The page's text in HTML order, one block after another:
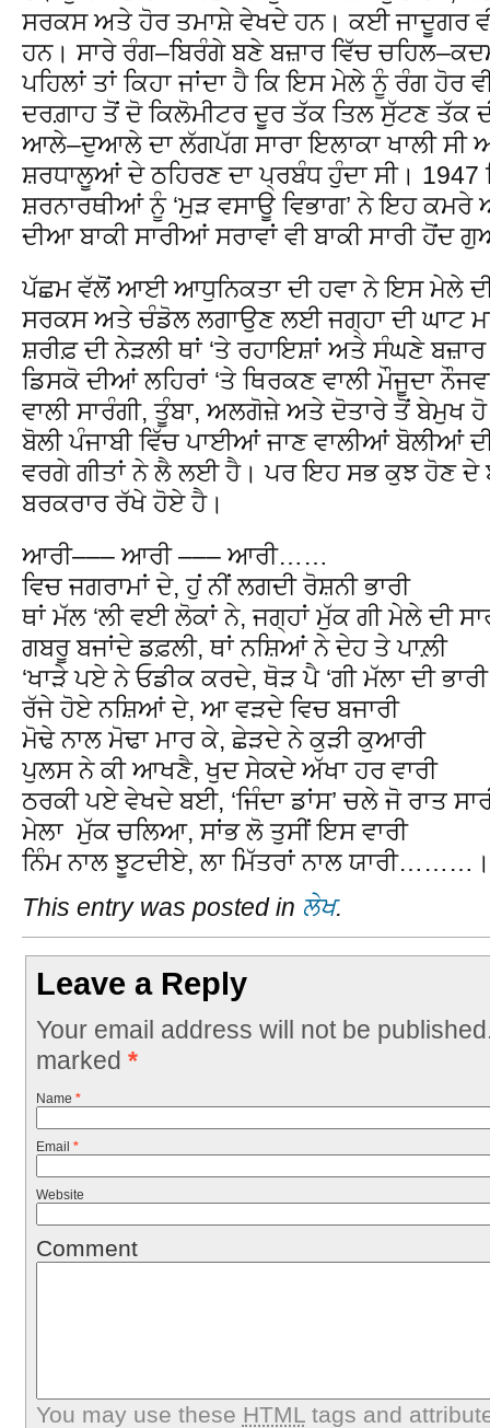
ਸਰਕਸ ਅਤੇ ਹੋਰ ਤਮਾਸ਼ੇ ਵੇਖਦੇ ਹਨ। ਕਈ ਜਾਦੂਗਰ
ਹਨ। ਸਾਰੇ ਰੰਗ–ਬਿਰੰਗੇ ਬਣੇ ਬਜ਼ਾਰ ਵਿੱਚ
ਪਹਿਲਾਂ ਤਾਂ ਕਿਹਾ ਜਾਂਦਾ ਹੈ ਕਿ ਇਸ ਮੇਲੇ ਨੂੰ ਰੰਗ ਹੋਰ
ਦਰਗ਼ਾਹ ਤੋਂ ਦੋ ਕਿਲੋਮੀਟਰ ਦੂਰ ਤੱਕ ਤਿਲ ਸੁੱਟਣ ਤੱਕ
ਆਲੇ–ਦੁਆਲੇ ਦਾ ਲੱਗਪੱਗ ਸਾਰਾ ਇਲਾਕਾ ਖਾਲੀ ਸੀ
ਸ਼ਰਧਾਲੂਆਂ ਦੇ ਠਹਿਰਣ ਦਾ ਪ੍ਰਬੰਧ ਹੁੰਦਾ ਸੀ।
ਸ਼ਰਨਾਰਥੀਆਂ ਨੂੰ ‘ਮੁੜ ਵਸਾਊ ਵਿਭਾਗ’ ਨੇ ਇਹ ਕਮਰੇ
ਦੀਆ ਬਾਕੀ ਸਾਰੀਆਂ ਸਰਾਵਾਂ ਵੀ ਬਾਕੀ ਸਾਰੀ
ਪੱਛਮ ਵੱਲੋਂ ਆਈ ਆਧੁਨਿਕਤਾ ਦੀ ਹਵਾ ਨੇ ਇਸ ਮੇਲੇ ਦੀ
ਸਰਕਸ ਅਤੇ ਚੰਡੋਲ ਲਗਾਉਣ ਲਈ ਜਗ੍ਹਾ ਦੀ ਘਾਟ
ਸ਼ਰੀਫ਼ ਦੀ ਨੇੜਲੀ ਥਾਂ ‘ਤੇ ਰਹਾਇਸ਼ਾਂ ਅਤੇ ਸੰਘਣੇ
ਡਿਸਕੋ ਦੀਆਂ ਲਹਿਰਾਂ ‘ਤੇ ਥਿਰਕਣ ਵਾਲੀ ਮੌਜੂਦਾ
ਵਾਲੀ ਸਾਰੰਗੀ, ਤੂੰਬਾ, ਅਲਗੋਜ਼ੇ ਅਤੇ ਦੋਤਾਰੇ ਤੋਂ ਬੇਮੁਖ
ਬੋਲੀ ਪੰਜਾਬੀ ਵਿੱਚ ਪਾਈਆਂ ਜਾਣ ਵਾਲੀਆਂ ਬੋਲੀਆਂ
ਵਰਗੇ ਗੀਤਾਂ ਨੇ ਲੈ ਲਈ ਹੈ। ਪਰ ਇਹ ਸਭ ਕੁਝ ਹੋਣ ਦੇ
ਬਰਕਰਾਰ ਰੱਖੇ ਹੋਏ ਹੈ।
ਆਰੀ––– ਆਰੀ ––– ਆਰੀ……
ਵਿਚ ਜਗਰਾਮਾਂ ਦੇ, ਹੁਂ ਨੀਂ ਲਗਦੀ ਰੋਸ਼ਨੀ ਭਾਰੀ
ਥਾਂ ਮੱਲ ‘ਲੀ ਵਈ ਲੋਕਾਂ ਨੇ, ਜਗ੍ਹਾਂ ਮੁੱਕ ਗੀ ਮੇਲੇ ਦੀ
ਗਬਰੂ ਬਜਾਂਦੇ ਡਫ਼ਲੀ, ਥਾਂ ਨਸ਼ਿਆਂ ਨੇ ਦੇਹ ਤੇ ਪਾਲ਼ੀ
‘ਖਾੜੇ ਪਏ ਨੇ ਓਡੀਕ ਕਰਦੇ, ਥੋੜ ਪੈ ‘ਗੀ ਮੱਲਾ ਦੀ ਭਾਰੀ
ਰੱਜੇ ਹੋਏ ਨਸ਼ਿਆਂ ਦੇ, ਆ ਵੜਦੇ ਵਿਚ ਬਜਾਰੀ
ਮੋਢੇ ਨਾਲ ਮੋਢਾ ਮਾਰ ਕੇ, ਛੇੜਦੇ ਨੇ ਕੁੜੀ ਕੁਆਰੀ
ਪੁਲਸ ਨੇ ਕੀ ਆਖਣੈ, ਖੁਦ ਸੇਕਦੇ ਅੱਖਾ ਹਰ ਵਾਰੀ
ਠਰਕੀ ਪਏ ਵੇਖਦੇ ਬਈ, ‘ਜਿੰਦਾ ਡਾਂਸ’ ਚਲੇ ਜੋ ਰਾਤ
ਮੇਲਾ ਮੁੱਕ ਚਲਿਆ, ਸਾਂਭ ਲੋ ਤੁਸੀਂ ਇਸ ਵਾਰੀ
ਨਿੰਮ ਨਾਲ ਝੂਟਦੀਏ, ਲਾ ਮਿੱਤਰਾਂ ਨਾਲ ਯਾਰੀ………।
This entry was posted in ਲੇਖ.
Leave a Reply
Your email address will not be
marked *
Name *
Email *
Website
Comment
You may use these HTMLtags and